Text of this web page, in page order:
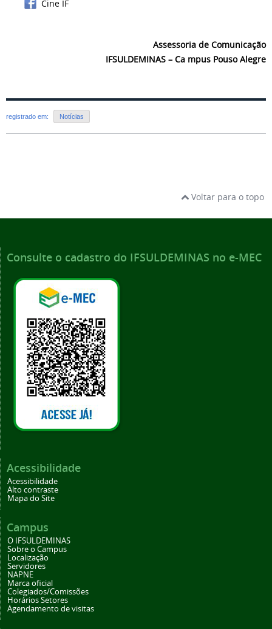
Cine IF
Assessoria de Comunicação
IFSULDEMINAS – Ca mpus Pouso Alegre
registrado em: Notícias
Voltar para o topo
Consulte o cadastro do IFSULDEMINAS no e-MEC
Acessibilidade
Acessibilidade
Alto contraste
Mapa do Site
Campus
O IFSULDEMINAS
Sobre o Campus
Localização
Servidores
NAPNE
Marca oficial
Colegiados/Comissões
Horários Setores
Agendamento de visitas